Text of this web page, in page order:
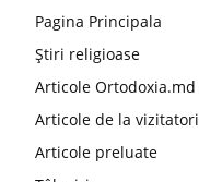
Pagina Principala
Știri religioase
Articole Ortodoxia.md
Articole de la vizitatori
Articole preluate